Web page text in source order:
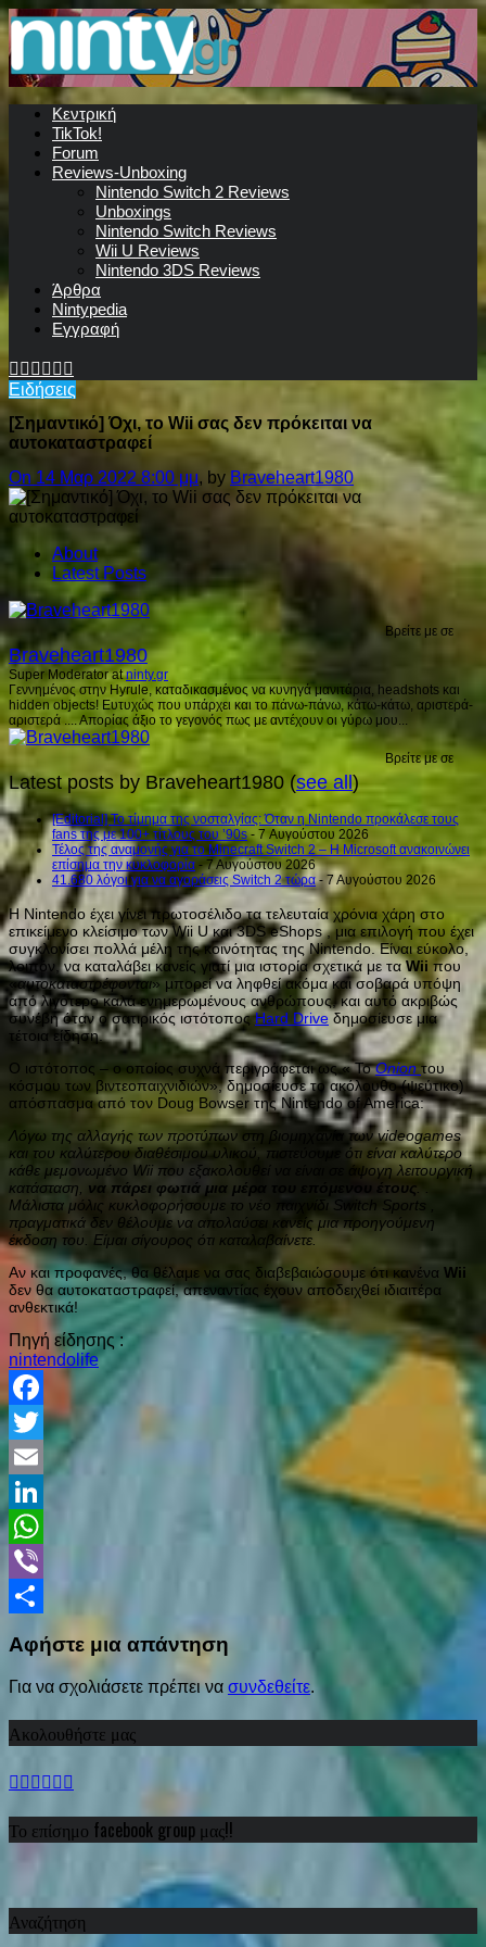
Κεντρική
TikTok!
Forum
Reviews-Unboxing
Nintendo Switch 2 Reviews
Unboxings
Nintendo Switch Reviews
Wii U Reviews
Nintendo 3DS Reviews
Άρθρα
Nintypedia
Εγγραφή
Ειδήσεις
[Σημαντικό] Όχι, το Wii σας δεν πρόκειται να
αυτοκαταστραφεί
On 14 Μαρ 2022 8:00 μμ, by Braveheart1980
About
Latest Posts
Βρείτε με σε
Braveheart1980
Super Moderatoratninty.gr
Γεννημένος στην Hyrule, καταδικασμένος να κυνηγά μανιτάρια, headshots και
hidden objects! Ευτυχώς που υπάρχει και το πάνω-πάνω, κάτω-κάτω, αριστερά-
αριστερά .... Απορίας άξιο το γεγονός πως με αντέχουν οι γύρω μου...
Βρείτε με σε
Latest posts by Braveheart1980 (see all)
[Editorial] Το τίμημα της νοσταλγίας: Όταν η Nintendo προκάλεσε τους
fans της με 100+ τίτλους του ’90s- 7 Αυγούστου 2026
Τέλος της αναμονής για το Minecraft Switch 2 – Η Microsoft ανακοινώνει
επίσημα την κυκλοφορία - 7 Αυγούστου 2026
41.680 λόγοι για να αγοράσεις Switch 2 τώρα- 7 Αυγούστου 2026
Η Nintendo έχει γίνει πρωτοσέλιδο τα τελευταία χρόνια χάρη στο
επικείμενο κλείσιμο των Wii U και 3DS eShops , μια επιλογή που έχει
συγκλονίσει πολλά μέλη της κοινότητας της Nintendo. Είναι εύκολο,
λοιπόν, να καταλάβει κανείς γιατί μια ιστορία σχετικά με ταWii που
«αυτοκαταστρέφονται» μπορεί να ληφθεί ακόμα και σοβαρά υπόψη
από λιγότερο καλά ενημερωμένους ανθρώπους, και αυτό ακριβώς
συνέβη όταν ο σατιρικός ιστότοποςHard Driveδημοσίευσε μια
τέτοια είδηση.
Ο ιστότοπος – ο οποίος συχνά περιγράφεται ως « ΤοOnionτου
κόσμου των βιντεοπαιχνιδιών», δημοσίευσε το ακόλουθο (ψεύτικο)
απόσπασμα από τον Doug Bowser της Nintendo of America:
Λόγω της αλλαγής των προτύπων στη βιομηχανία των videogames
και του καλύτερου διαθέσιμου υλικού, πιστεύουμε ότι είναι καλύτερο
κάθε μεμονωμένο Wii που εξακολουθεί να είναι σε άψογη λειτουργική
κατάσταση, να πάρει φωτιά μια μέρα του επόμενου έτους
Μάλιστα μόλις κυκλοφορήσουμε το νέο παιχνίδι Switch Sports ,
πραγματικά δεν θέλουμε να απολαύσει κανείς μια προηγούμενη
έκδοση του. Είμαι σίγουρος ότι καταλαβαίνετε.
Αν και προφανές, θα θέλαμε να σας διαβεβαιώσουμε ότι κανένα Wii
δεν θα αυτοκαταστραφεί, απεναντίας έχουν αποδειχθεί ιδιαιτέρα
ανθεκτικά!
Πηγή είδησης :
nintendolife
Facebook
Twitter
Email
LinkedIn
WhatsApp
Viber
Αφήστε μια απάντηση
Για να σχολιάσετε πρέπει να συνδεθείτε.
Ακολουθήστε μας
Το επίσημο facebook group μας!!
Αναζήτηση